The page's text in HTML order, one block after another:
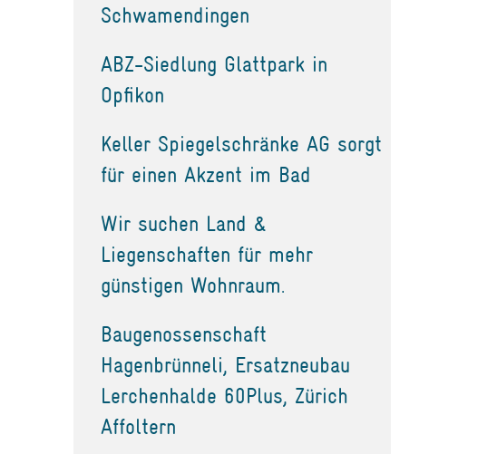
Schwamendingen
ABZ-Siedlung Glattpark in
Opfikon
Keller Spiegelschränke AG sorgt
für einen Akzent im Bad
Wir suchen Land &
Liegenschaften für mehr
günstigen Wohnraum.
Baugenossenschaft
Hagenbrünneli, Ersatzneubau
Lerchenhalde 60Plus, Zürich
Affoltern